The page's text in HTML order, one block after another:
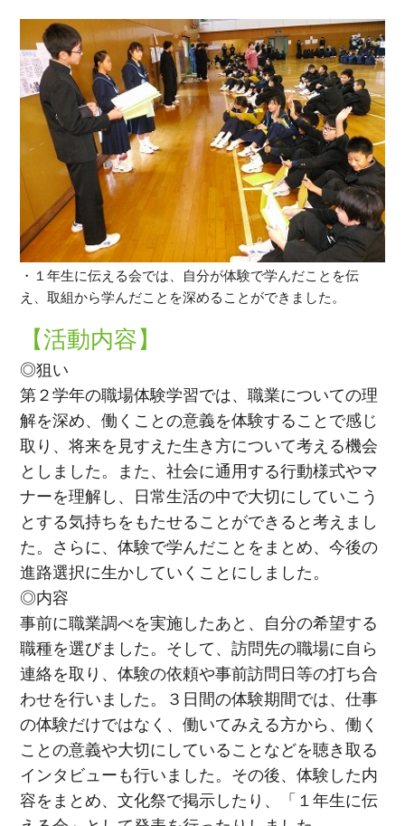
・１年生に伝える会では、自分が体験で学んだことを伝
え、取組から学んだことを深めることができました。
【活動内容】
◎狙い
第２学年の職場体験学習では、職業についての理
解を深め、働くことの意義を体験することで感じ
取り、将来を見すえた生き方について考える機会
としました。また、社会に通用する行動様式やマ
ナーを理解し、日常生活の中で大切にしていこう
とする気持ちをもたせることができると考えまし
た。さらに、体験で学んだことをまとめ、今後の
進路選択に生かしていくことにしました。
◎内容
事前に職業調べを実施したあと、自分の希望する
職種を選びました。そして、訪問先の職場に自ら
連絡を取り、体験の依頼や事前訪問日等の打ち合
わせを行いました。３日間の体験期間では、仕事
の体験だけではなく、働いてみえる方から、働く
ことの意義や大切にしていることなどを聴き取る
インタビューも行いました。その後、体験した内
容をまとめ、文化祭で掲示したり、「１年生に伝